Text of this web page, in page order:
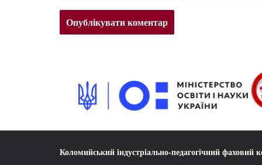
Коломийський індустріально-педагогічний фаховий